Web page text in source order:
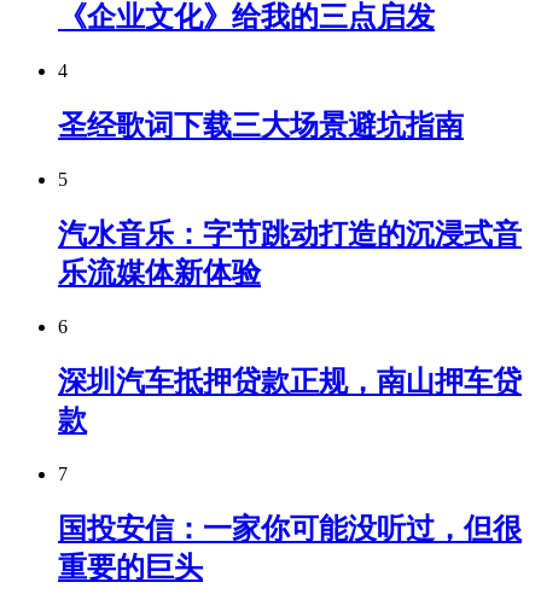
《企业文化》给我的三点启发
4
圣经歌词下载三大场景避坑指南
5
汽水音乐：字节跳动打造的沉浸式音
乐流媒体新体验
6
深圳汽车抵押贷款正规，南山押车贷
款
7
国投安信：一家你可能没听过，但很
重要的巨头